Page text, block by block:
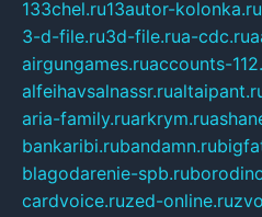
133chel.ru13autor-kolonka.ru
3-d-file.ru3d-file.rua-cdc.ru
airgungames.ruaccounts-
alfeihavsalnassr.ru
aria-family.ruarkrym.ru
bankaribi.rubandamn.ru
blagodarenie-spb.ru
cardvoice.ruzed-online.ru